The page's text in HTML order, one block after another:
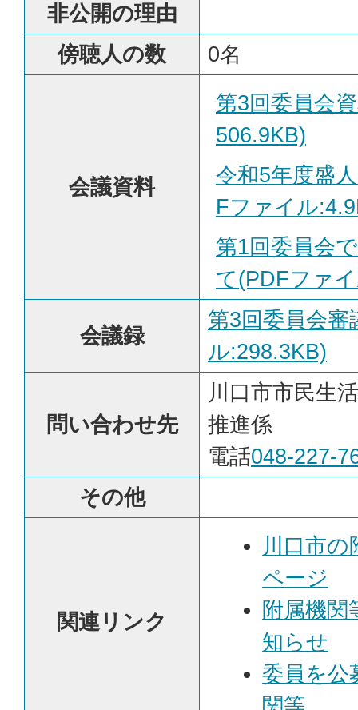
非公開の理由
傍聴人の数
0名
会議資料
第3回委員会
506.9KB)
令和5年度盛
Fファイル
第1回委員会
て(PDFファ
会議録
第3回委員会
ル:298.3KB)
問い合わせ先
川口市市民生
推進係
電話048-227-
その他
関連リンク
川口市の
ページ
附属機関
知らせ
委員を公